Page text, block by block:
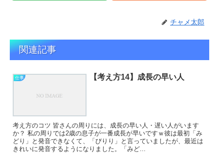
チャメ太郎
関連記事
仕事 【考え方14】成長の早い人
考え方のコツ 皆さんの周りには、成長の早い人・遅い人がいます
か？ 私の周りでは2歳の息子が一番成長が早いですｗ彼は最初「み
どり」と発音できなくて、「びりり」と言っていましたが、最近は
きれいに発音するようになりました。「みど...